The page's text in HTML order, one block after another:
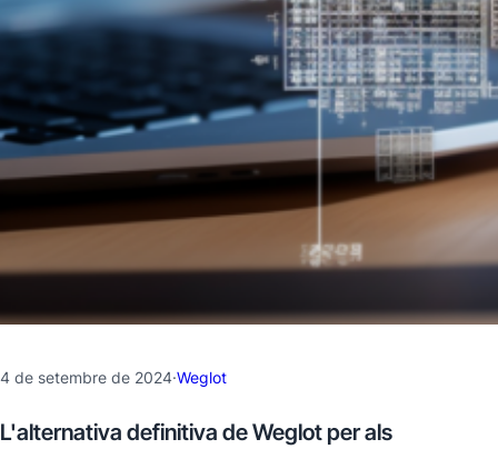
4 de setembre de 2024·Weglot
L'alternativa definitiva de Weglot per als